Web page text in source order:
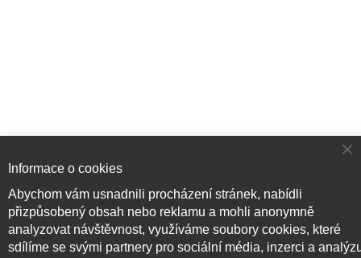
Přihlaste se k odběru novinek
Informace o cookies
Abychom vám usnadnili procházení stránek, nabídli
přizpůsobený obsah nebo reklamu a mohli anonymně
analyzovat návštěvnost, využíváme soubory cookies, které
sdílíme se svými partnery pro sociální média, inzerci a